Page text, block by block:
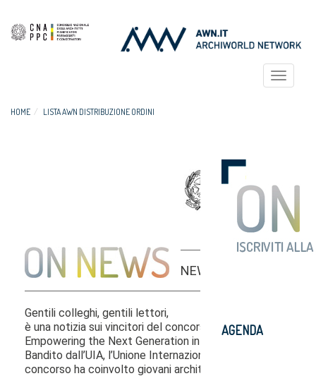
Toggle
HOME LISTA AWN DISTRIBUZIONE ORDINI
AGENDA